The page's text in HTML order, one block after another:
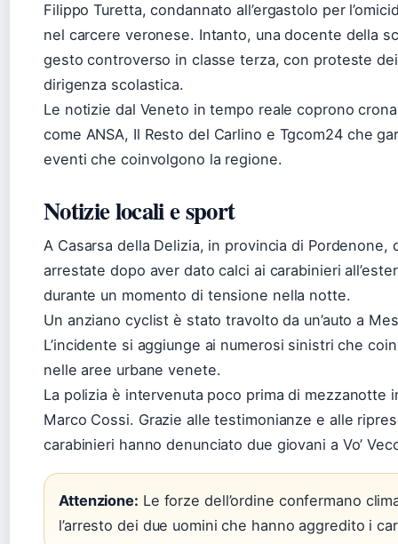
Filippo Turetta, condannato all’ergastolo per
nel carcere veronese. Intanto, una docente della
gesto controverso in classe terza, con proteste
dirigenza scolastica.
Le notizie dal Veneto in tempo reale coprono
come ANSA, Il Resto del Carlino e Tgcom24 che
eventi che coinvolgono la regione.
Notizie locali e sport
A Casarsa della Delizia, in provincia di
arrestate dopo aver dato calci ai carabinieri
durante un momento di tensione nella notte.
Un anziano cyclist è stato travolto da un’auto a
L’incidente si aggiunge ai numerosi sinistri che
nelle aree urbane venete.
La polizia è intervenuta poco prima di mezzanotte
Marco Cossi. Grazie alle testimonianze e alle
carabinieri hanno denunciato due giovani a Vo’
Attenzione: Le forze dell’ordine confermano
l’arresto dei due uomini che hanno aggredito i